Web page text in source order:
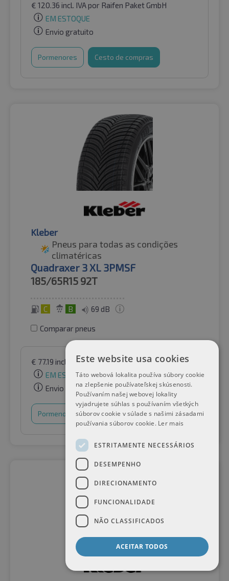
€ 120.36 incl. IVApor Raifen Paket GmbH
EM ESTOQUE
Envio gratuito
Pormenores Cesto de compras
Kleber
Pneus para todas as condições
climatéricas
Quadraxer 3 XL 3PMSF
185/65R15 92T
C B 69 dB
Comparar pneus
€ 77.19 incl. IVApor Raifen Paket GmbH
EM ESTOQUE
Envio gratuito
Pormenores Cesto de compras
Este website usa cookies
Táto webová lokalita používa súbory cookie
na zlepšenie používateľskej skúsenosti.
Používaním našej webovej lokality
vyjadrujete súhlas s používaním všetkých
súborov cookie v súlade s našimi zásadami
používania súborov cookie. Ler mais
ESTRITAMENTE NECESSÁRIOS
DESEMPENHO
DIRECIONAMENTO
FUNCIONALIDADE
NÃO CLASSIFICADOS
ACEITAR TODOS